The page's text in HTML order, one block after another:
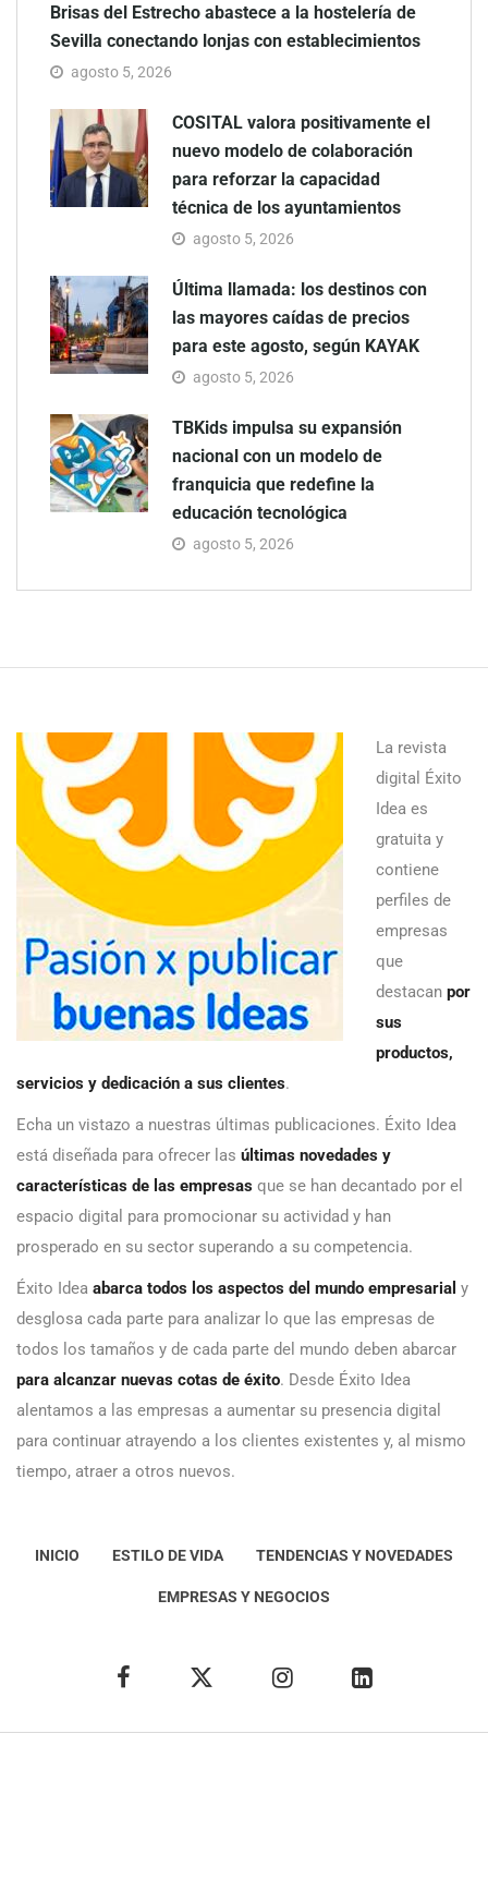
Brisas del Estrecho abastece a la hostelería de
Sevilla conectando lonjas con establecimientos
agosto 5, 2026
COSITAL valora positivamente el
nuevo modelo de colaboración
para reforzar la capacidad
técnica de los ayuntamientos
agosto 5, 2026
Última llamada: los destinos con
las mayores caídas de precios
para este agosto, según KAYAK
agosto 5, 2026
TBKids impulsa su expansión
nacional con un modelo de
franquicia que redefine la
educación tecnológica
agosto 5, 2026
La revista
digital Éxito
Idea es
gratuita y
contiene
perfiles de
empresas
que
destacan por
sus
productos,
servicios y dedicación a sus clientes.
Echa un vistazo a nuestras últimas publicaciones. Éxito Idea
está diseñada para ofrecer las últimas novedades y
características de las empresas que se han decantado por el
espacio digital para promocionar su actividad y han
prosperado en su sector superando a su competencia.
Éxito Idea abarca todos los aspectos del mundo empresarial y
desglosa cada parte para analizar lo que las empresas de
todos los tamaños y de cada parte del mundo deben abarcar
para alcanzar nuevas cotas de éxito. Desde Éxito Idea
alentamos a las empresas a aumentar su presencia digital
para continuar atrayendo a los clientes existentes y, al mismo
tiempo, atraer a otros nuevos.
INICIO ESTILO DE VIDA TENDENCIAS Y NOVEDADES
EMPRESAS Y NEGOCIOS